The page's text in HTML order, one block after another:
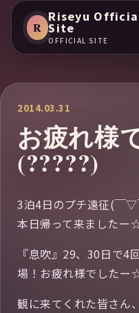
R
Riseyu
Site
OFFICIAL SITE
2014.03.31
お疲れ様
(?????)
3泊4日のプチ遠征(￣▽
本日帰って来ましたー
『息吹』29、30日で4
場！お疲れ様でしたー
観に来てくれた皆さん